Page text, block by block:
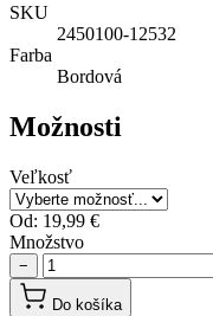
SKU
2450100-12532
Farba
Bordová
Možnosti
Veľkosť
Od: 19,99 €
Množstvo
−
Do košíka